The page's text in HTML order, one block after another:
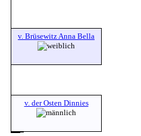
v. Brüsewitz Anna Bella
v. der Osten Dinnies